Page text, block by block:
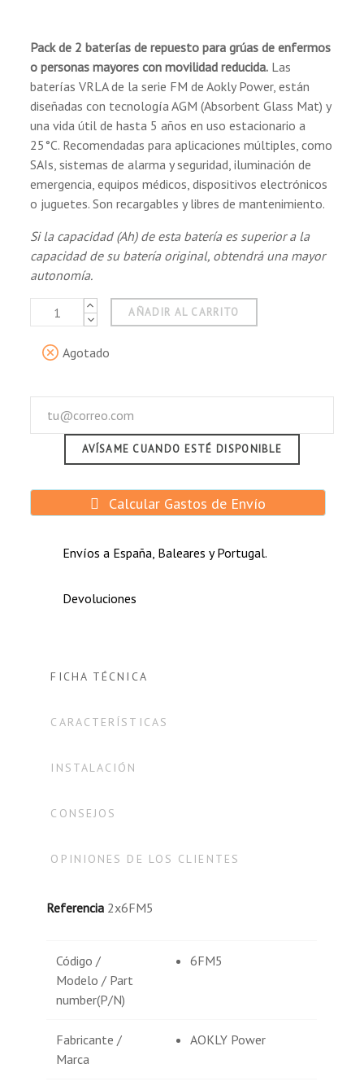
(8 reseñas)
Pack de 2 baterías de repuesto para grúas de enfermos
o personas mayores con movilidad reducida. Las
baterías VRLA de la serie FM de Aokly Power, están
diseñadas con tecnología AGM (Absorbent Glass Mat) y
una vida útil de hasta 5 años en uso estacionario a
25°C. Recomendadas para aplicaciones múltiples, como
SAIs, sistemas de alarma y seguridad, iluminación de
emergencia, equipos médicos, dispositivos electrónicos
o juguetes. Son recargables y libres de mantenimiento.
Si la capacidad (Ah) de esta batería es superior a la
capacidad de su batería original, obtendrá una mayor
autonomía.
AÑADIR AL CARRITO
Agotado
AVÍSAME CUANDO ESTÉ DISPONIBLE
Calcular Gastos de Envío
Envíos a España, Baleares y Portugal.
Devoluciones
FICHA TÉCNICA
CARACTERÍSTICAS
INSTALACIÓN
CONSEJOS
OPINIONES DE LOS CLIENTES
Referencia 2x6FM5
Código /
Modelo / Part
number(P/N)
6FM5
Fabricante /
Marca
AOKLY Power
Justo lo que necesitábamos
Comprador Verificado
Publicado el 9/10/25, 7:04 AM
Publicado el 1/22/25, 7:38 PM
Comprador Verificado
Comprador Verificado
Publicado el 1/2/24, 12:25 PM